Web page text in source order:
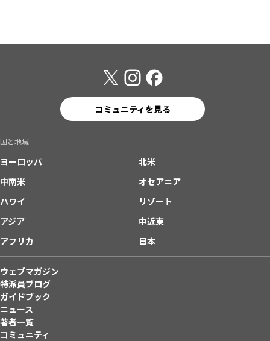
コミュニティを見る
国と地域
ヨーロッパ
北米
中南米
オセアニア
ハワイ
リゾート
アジア
中近東
アフリカ
日本
ウェブマガジン
特派員ブログ
ガイドブック
ニュース
著者一覧
コミュニティ